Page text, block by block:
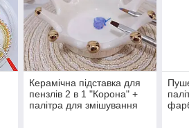
Керамічна підставка для
пензлів 2 в 1 "Корона" +
палітра для змішування